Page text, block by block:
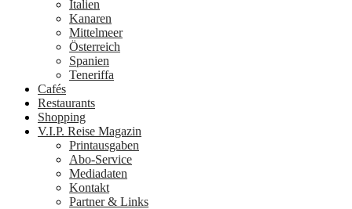
Italien
Kanaren
Mittelmeer
Österreich
Spanien
Teneriffa
Cafés
Restaurants
Shopping
V.I.P. Reise Magazin
Printausgaben
Abo-Service
Mediadaten
Kontakt
Partner & Links